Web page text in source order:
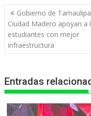
t
s
A
p
e
b
o
o
s
e
n
g
r
Navegación
de
entradas
Gobierno de
Ciudad Madero apoyan a
estudiantes con mejor
infraestructura
Entradas